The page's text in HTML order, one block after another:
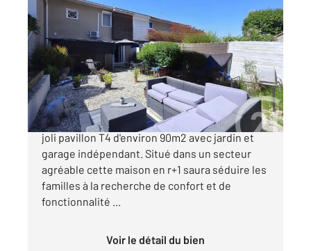
ISTRES 13
2, 4 pièces
Ref : 2998
Maison à vendre
269 900 €
Century 21 Cabinet Corvaja, vous présente ce
joli pavillon T4 d'environ 90m2 avec jardin et
garage indépendant. Situé dans un secteur
agréable cette maison en r+1 saura séduire les
familles à la recherche de confort et de
fonctionnalité ...
Voir le détail du bien